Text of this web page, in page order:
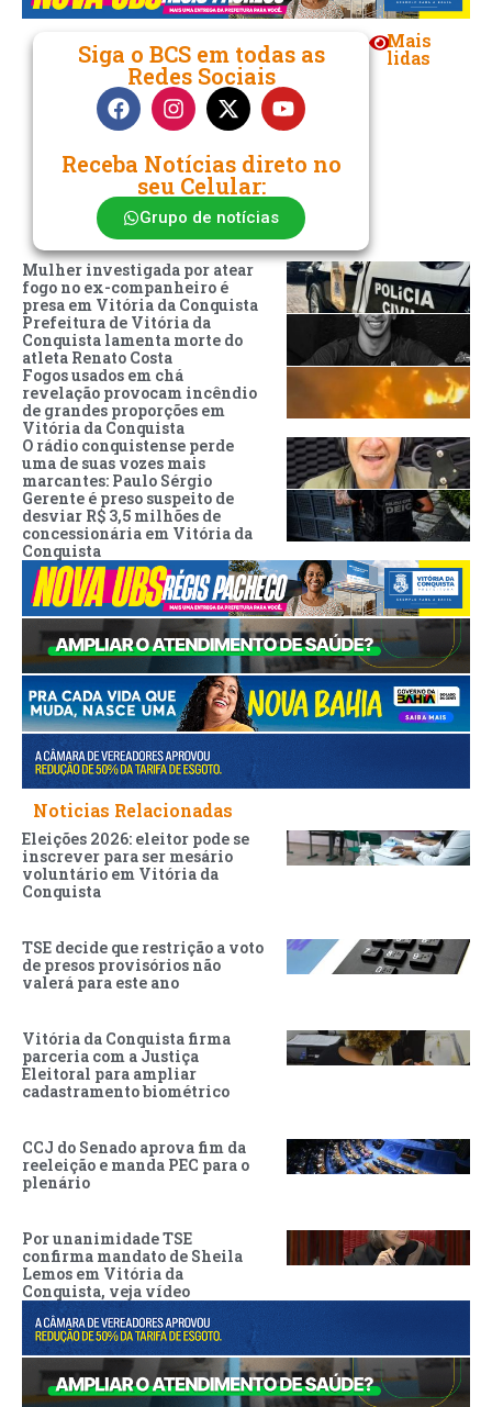
Siga o BCS em todas as
Redes Sociais
Receba Notícias direto no
seu Celular:
Grupo de notícias
Mais
lidas
Mulher investigada por atear
fogo no ex-companheiro é
presa em Vitória da Conquista
Prefeitura de Vitória da
Conquista lamenta morte do
atleta Renato Costa
Fogos usados em chá
revelação provocam incêndio
de grandes proporções em
Vitória da Conquista
O rádio conquistense perde
uma de suas vozes mais
marcantes: Paulo Sérgio
Gerente é preso suspeito de
desviar R$ 3,5 milhões de
concessionária em Vitória da
Conquista
Noticias Relacionadas
Eleições 2026: eleitor pode se
inscrever para ser mesário
voluntário em Vitória da
Conquista
TSE decide que restrição a voto
de presos provisórios não
valerá para este ano
Vitória da Conquista firma
parceria com a Justiça
Eleitoral para ampliar
cadastramento biométrico
CCJ do Senado aprova fim da
reeleição e manda PEC para o
plenário
Por unanimidade TSE
confirma mandato de Sheila
Lemos em Vitória da
Conquista, veja vídeo